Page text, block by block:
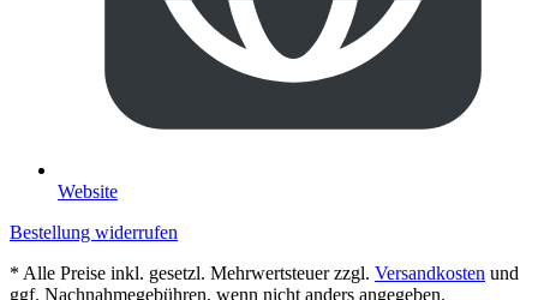
Website
Bestellung widerrufen
* Alle Preise inkl. gesetzl. Mehrwertsteuer zzgl. Versandkosten und
ggf. Nachnahmegebühren, wenn nicht anders angegeben.